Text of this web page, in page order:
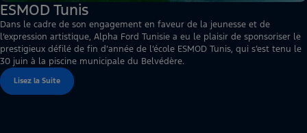
ESMOD Tunis
Dans le cadre de son engagement en faveur de la jeunesse et de
l’expression artistique, Alpha Ford Tunisie a eu le plaisir de sponsoriser le
prestigieux défilé de fin d’année de l’école ESMOD Tunis, qui s’est tenu le
30 juin à la piscine municipale du Belvédère.
Lisez la Suite